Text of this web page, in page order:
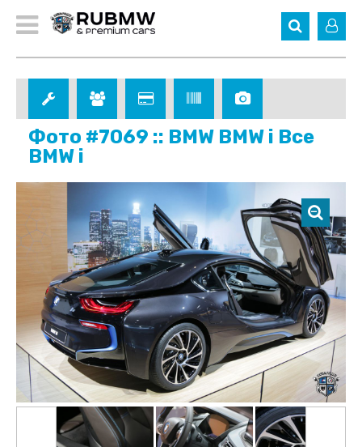
Фото #7069 :: BMW BMW i Все
BMW i